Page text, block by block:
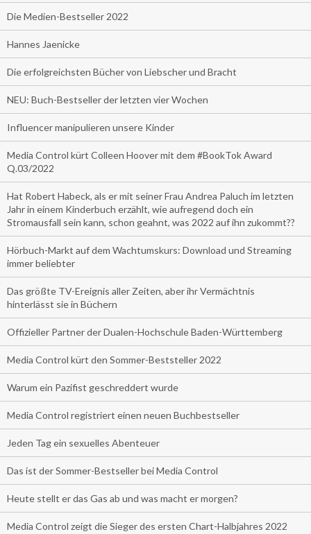
Die Medien-Bestseller 2022
Hannes Jaenicke
Die erfolgreichsten Bücher von Liebscher und Bracht
NEU: Buch-Bestseller der letzten vier Wochen
Influencer manipulieren unsere Kinder
Media Control kürt Colleen Hoover mit dem #BookTok Award
Q.03/2022
Hat Robert Habeck, als er mit seiner Frau Andrea Paluch im letzten
Jahr in einem Kinderbuch erzählt, wie aufregend doch ein
Stromausfall sein kann, schon geahnt, was 2022 auf ihn zukommt??
Hörbuch-Markt auf dem Wachtumskurs: Download und Streaming
immer beliebter
Das größte TV-Ereignis aller Zeiten, aber ihr Vermächtnis
hinterlässt sie in Büchern
Offizieller Partner der Dualen-Hochschule Baden-Württemberg
Media Control kürt den Sommer-Beststeller 2022
Warum ein Pazifist geschreddert wurde
Media Control registriert einen neuen Buchbestseller
Jeden Tag ein sexuelles Abenteuer
Das ist der Sommer-Bestseller bei Media Control
Heute stellt er das Gas ab und was macht er morgen?
Media Control zeigt die Sieger des ersten Chart-Halbjahres 2022